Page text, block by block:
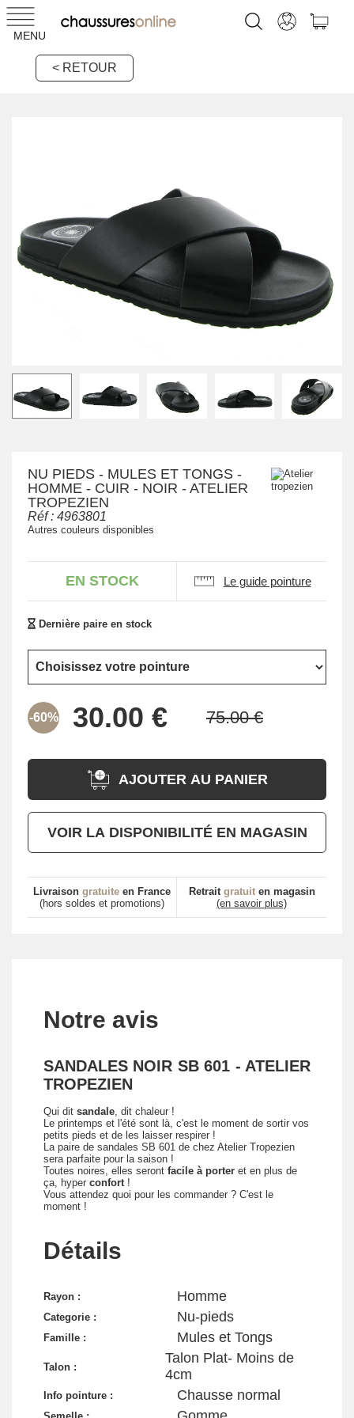
MENU
< RETOUR
NU PIEDS - MULES ET TONGS -
HOMME - CUIR - NOIR - ATELIER
TROPEZIEN
Réf : 4963801
Autres couleurs disponibles
EN STOCK Le guide pointure
Dernière paire en stock
-60%
AJOUTER AU PANIER
VOIR LA DISPONIBILITÉ EN MAGASIN
Livraison gratuite en France
(hors soldes et promotions)
Retrait gratuiten magasin
(en savoir plus)
Notre avis
SANDALES NOIR SB 601 - ATELIER
TROPEZIEN
Qui dit sandale, dit chaleur !
Le printemps et l'été sont là, c'est le moment de sortir vos
petits pieds et de les laisser respirer !
La paire de sandales SB 601 de chez Atelier Tropezien
sera parfaite pour la saison !
Toutes noires, elles seront facile à porter et en plus de
ça, hyper confort!
Vous attendez quoi pour les commander ? C'est le
moment !
Détails
Rayon : Homme
Categorie : Nu-pieds
Famille : Mules et Tongs
Talon :
Talon Plat- Moins de
4cm
Info pointure : Chausse normal